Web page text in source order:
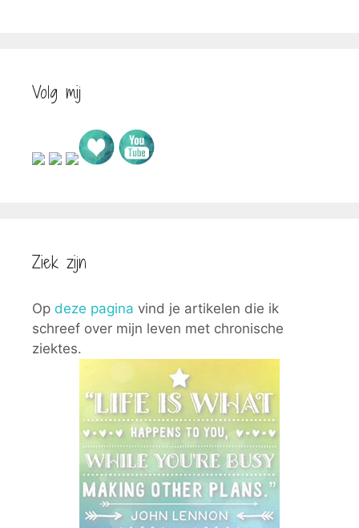
Volg mij
Ziek zijn
Op deze pagina vind je artikelen die ik
schreef over mijn leven met chronische
ziektes.